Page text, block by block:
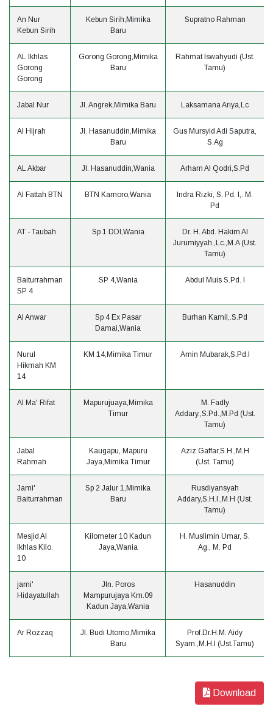
An Nur
Kebun Sirih
Kebun Sirih,Mimika
Baru
Supratno Rahman
AL Ikhlas
Gorong
Gorong
Gorong Gorong,Mimika
Baru
Rahmat Iswahyudi (Ust.
Tamu)
Jabal Nur Jl. Angrek,Mimika Baru Laksamana Ariya,Lc
Al Hijrah
Jl. Hasanuddin,Mimika
Baru
Gus Mursyid Adi Saputra,
S.Ag
AL Akbar Jl. Hasanuddin,Wania Arham Al Qodri,S.Pd
Al Fattah BTN BTN Kamoro,Wania
Indra Rizki, S. Pd. I,. M.
Pd
AT - Taubah Sp 1 DDI,Wania
Dr. H. Abd. Hakim Al
Jurumiyyah.,Lc.,M.A (Ust.
Tamu)
Baiturrahman
SP 4
SP 4,Wania Abdul Muis S.Pd. I
Al Anwar
Sp 4 Ex Pasar
Damai,Wania
Burhan Kamil,.S.Pd
Nurul
Hikmah KM
14
KM 14,Mimika Timur Amin Mubarak,S.Pd.I
Al Ma' Rifat
Mapurujuaya,Mimika
Timur
M. Fadly
Addary.,S.Pd.,M.Pd (Ust.
Tamu)
Jabal
Rahmah
Kaugapu, Mapuru
Jaya,Mimika Timur
Aziz Gaffar,S.H.,M.H
(Ust. Tamu)
Jami'
Baiturrahman
Sp 2 Jalur 1,Mimika
Baru
Rusdiyansyah
Addary,S.H.I.,M.H (Ust.
Tamu)
Mesjid Al
Ikhlas Kilo.
10
Kilometer 10 Kadun
Jaya,Wania
H. Muslimin Umar, S.
Ag., M. Pd
jami'
Hidayatullah
Jln. Poros
Mampurujaya Km.09
Kadun Jaya,Wania
Hasanuddin
Ar Rozzaq
Jl. Budi Utomo,Mimika
Baru
Prof.Dr.H.M. Aidy
Syam.,M.H.I (Ust.Tamu)
Download